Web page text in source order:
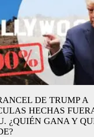
DE TRUMP A
HECHAS
¿QUIÉN GANA Y